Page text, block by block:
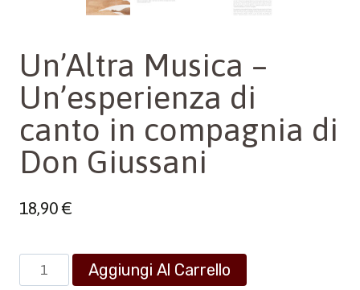
Un’Altra Musica –
Un’esperienza di
canto in compagnia di
Don Giussani
18,90€
Un'Altra
Musica
Aggiungi Al Carrello